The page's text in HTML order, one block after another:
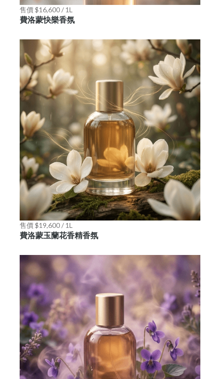
售價 $16,600 / 1L
費洛蒙快樂香氛
售價 $19,600 / 1L
費洛蒙玉蘭花香精香氛